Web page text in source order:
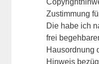
Zustimmung
Die habe ich
frei
Hausordnung
Hinweis